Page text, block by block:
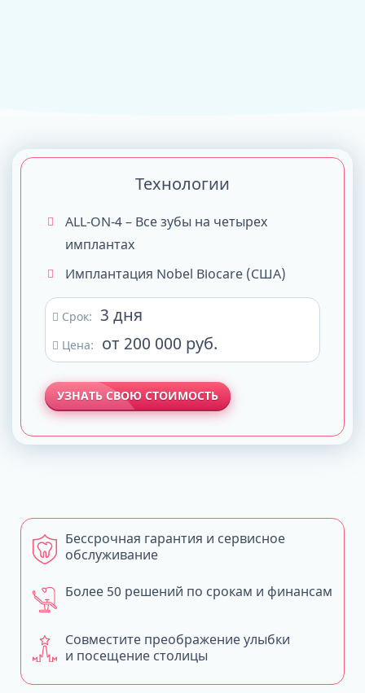
Технологии
ALL-ON-4 – Все зубы на четырех
имплантах
Имплантация Nobel Biocare (США)
Срок: 3 дня
Цена: от 200 000 руб.
УЗНАТЬ СВОЮ СТОИМОСТЬ
Совместите преображение улыбки
и посещение столицы
Бессрочная гарантия и сервисное
обслуживание
Более 50 решений по срокам и финансам